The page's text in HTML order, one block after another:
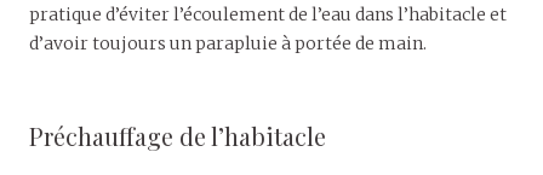
pratique d’éviter l’écoulement de l’eau dans l’habitacle et
d’avoir toujours un parapluie à portée de main.
Préchauffage de l’habitacle